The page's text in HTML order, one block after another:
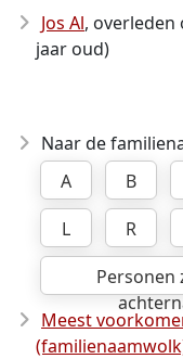
Jos Al, overleden
jaar oud)
Naar de
A
B
L
R
Personen
Meest